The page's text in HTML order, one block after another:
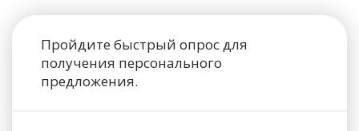
Пройдите быстрый опрос для
получения персонального
предложения.